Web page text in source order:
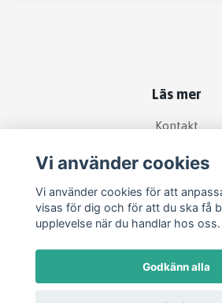
Läs mer
Kontakt
Sociala
Vi använder cookies
Vi använder cookies för att
visas för dig och för att du ska få
upplevelse när du handlar hos oss.
Godkänn alla